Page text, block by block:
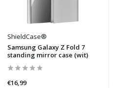
ShieldCase®
Samsung Galaxy Z Fold 7
standing mirror case (wit)
€16,99